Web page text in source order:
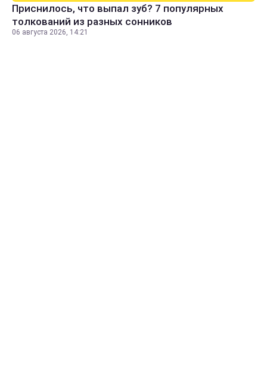
Приснилось, что выпал зуб? 7 популярных
толкований из разных сонников
06 августа 2026, 14:21